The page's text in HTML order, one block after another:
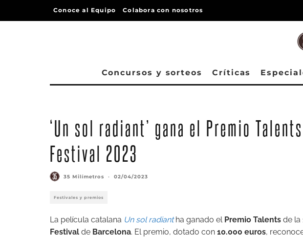
Conoce al Equipo Colabora con nosotros
Concursos y sorteos Críticas
‘Un sol radiant’ gana el Premio
Festival 2023
35 Milímetros · 02/04/2023
Festivales y premios
La película catalana Un sol radiantha ganado elPremio Talents de la
Festival de Barcelona. El premio, dotado con 10.000 euros,